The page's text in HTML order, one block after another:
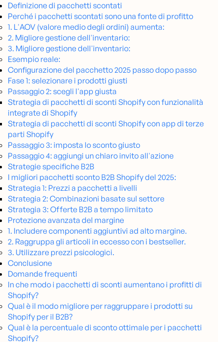
Definizione di pacchetti scontati
Perché i pacchetti scontati sono una fonte di profitto
1. L'AOV (valore medio degli ordini) aumenta:
2. Migliore gestione dell'inventario:
3. Migliore gestione dell'inventario:
Esempio reale:
Configurazione del pacchetto 2025 passo dopo passo
Fase 1: selezionare i prodotti giusti
Passaggio 2: scegli l'app giusta
Strategia di pacchetti di sconti Shopify con funzionalità
integrate di Shopify
Strategia di pacchetti di sconti Shopify con app di terze
parti Shopify
Passaggio 3: imposta lo sconto giusto
Passaggio 4: aggiungi un chiaro invito all'azione
Strategie specifiche B2B
I migliori pacchetti sconto B2B Shopify del 2025:
Strategia 1: Prezzi a pacchetti a livelli
Strategia 2: Combinazioni basate sul settore
Strategia 3: Offerte B2B a tempo limitato
Protezione avanzata del margine
1. Includere componenti aggiuntivi ad alto margine.
2. Raggruppa gli articoli in eccesso con i bestseller.
3. Utilizzare prezzi psicologici.
Conclusione
Domande frequenti
In che modo i pacchetti di sconti aumentano i profitti di
Shopify?
Qual è il modo migliore per raggruppare i prodotti su
Shopify per il B2B?
Qual è la percentuale di sconto ottimale per i pacchetti
Shopify?